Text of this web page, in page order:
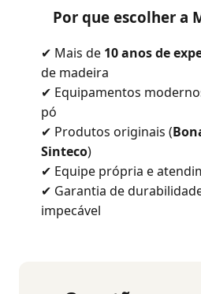
Por que escolher a
✔ Mais de 10 anos de
de madeira
✔ Equipamentos
pó
✔ Produtos originais (
Sinteco)
✔ Equipe própria e
✔ Garantia de
impecável